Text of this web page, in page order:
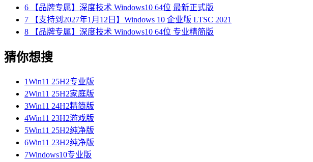
6 【品牌专属】深度技术 Windows10 64位 最新正式版
7 【支持到2027年1月12日】Windows 10 企业版 LTSC 2021
8 【品牌专属】深度技术 Windows10 64位 专业精简版
猜你想搜
1Win11 25H2专业版
2Win11 25H2家庭版
3Win11 24H2精简版
4Win11 23H2游戏版
5Win11 25H2纯净版
6Win11 23H2纯净版
7Windows10专业版